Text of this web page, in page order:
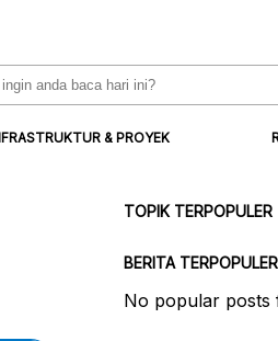
& PROYEK
TOPIK TERPOPULER
BERITA TERPOPULER
No popular posts